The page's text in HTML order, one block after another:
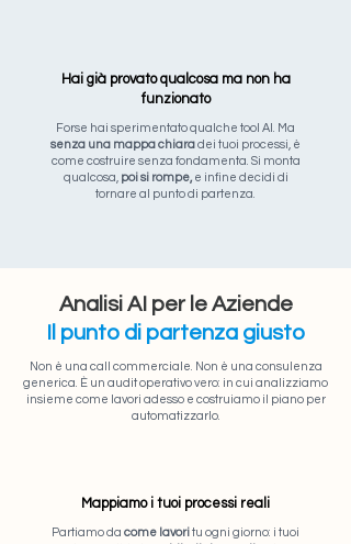
Hai già provato qualcosa ma non ha
funzionato
Forse hai sperimentato qualche tool AI. Ma
senza una mappa chiaradei tuoi processi, è
come costruire senza fondamenta. Si monta
qualcosa, poi si rompe,e infine decidi di
tornare al punto di partenza.
Analisi AI per le Aziende
Il punto di partenza giusto
Non è una call commerciale. Non è una consulenza
generica. È un audit operativo vero: in cui analizziamo
insieme come lavori adesso e costruiamo il piano per
automatizzarlo.
Mappiamo i tuoi processi reali
Partiamo da come lavoritu ogni giorno: i tuoi